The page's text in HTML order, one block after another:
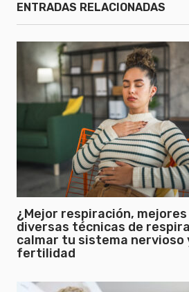
ENTRADAS RELACIONADAS
¿Mejor respiración, mejores
diversas técnicas de
calmar tu sistema
fertilidad